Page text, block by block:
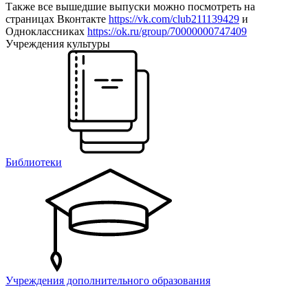
Также все вышедшие выпуски можно посмотреть на
страницах Вконтакте https://vk.com/club211139429 и
Одноклассниках https://ok.ru/group/70000000747409
Учреждения культуры
Библиотеки
Учреждения дополнительного образования